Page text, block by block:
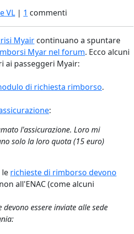
VL | 1 commenti
Myair continuano a spuntare
Myar nel forum. Ecco alcuni
ai passeggeri Myair:
di richiesta rimborso.
:
l'assicurazione. Loro mi
solo la loro quota (15 euro)
le richieste di rimborso devono
all'ENAC (come alcuni
devonoessere inviate alle sede